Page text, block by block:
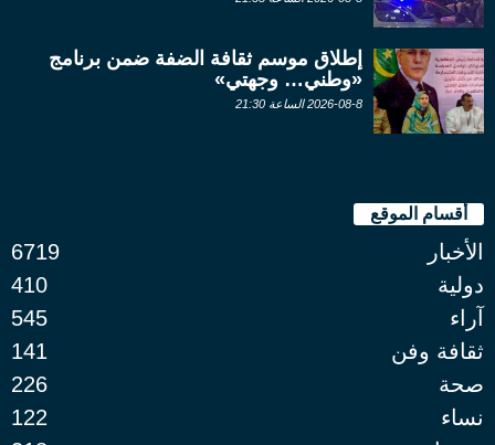
إطلاق موسم ثقافة الضفة ضمن برنامج
«وطني… وجهتي»
2026-08-8 الساعة 21:30
أقسام الموقع
الأخبار
6719
دولية
410
آراء
545
ثقافة وفن
141
صحة
226
نساء
122